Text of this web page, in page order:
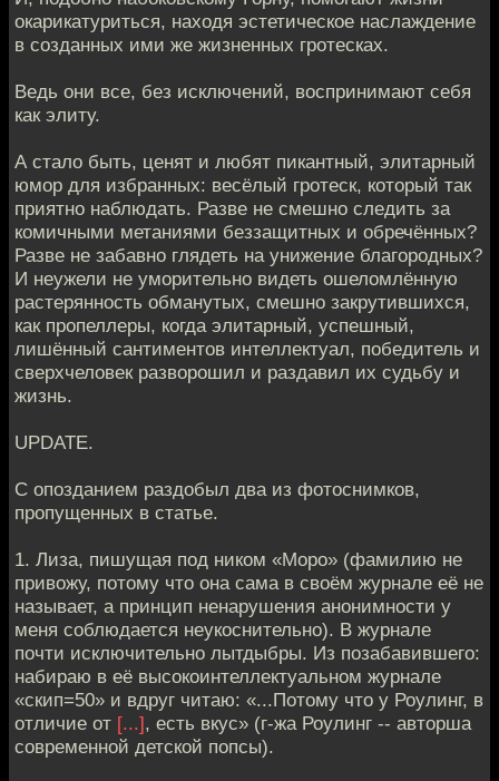
окарикатуриться, находя эстетическое наслаждение
в созданных ими же жизненных гротесках.
Ведь они все, без исключений, воспринимают себя
как элиту.
А стало быть, ценят и любят пикантный, элитарный
юмор для избранных: весёлый гротеск, который так
приятно наблюдать. Разве не смешно следить за
комичными метаниями беззащитных и обречённых?
Разве не забавно глядеть на унижение благородных?
И неужели не уморительно видеть ошеломлённую
растерянность обманутых, смешно закрутившихся,
как пропеллеры, когда элитарный, успешный,
лишённый сантиментов интеллектуал, победитель и
сверхчеловек разворошил и раздавил их судьбу и
жизнь.
UPDATE.
С опозданием раздобыл два из фотоснимков,
пропущенных в статье.
1. Лиза, пишущая под ником «Моро» (фамилию не
привожу, потому что она сама в своём журнале её не
называет, а принцип ненарушения анонимности у
меня соблюдается неукоснительно). В журнале
почти исключительно лытдыбры. Из позабавившего:
набираю в её высокоинтеллектуальном журнале
«скип=50» и вдруг читаю: «...Потому что у Роулинг, в
отличие от [...], есть вкус» (г-жа Роулинг -- авторша
современной детской попсы).